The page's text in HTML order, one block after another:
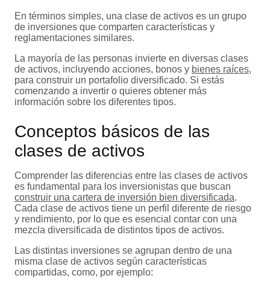
En términos simples, una clase de activos es un grupo
de inversiones que comparten características y
reglamentaciones similares.
La mayoría de las personas invierte en diversas clases
de activos, incluyendo acciones, bonos y bienes raíces,
para construir un portafolio diversificado. Si estás
comenzando a invertir o quieres obtener más
información sobre los diferentes tipos.
Conceptos básicos de las
clases de activos
Comprender las diferencias entre las clases de activos
es fundamental para los inversionistas que buscan
construir una cartera de inversión bien diversificada.
Cada clase de activos tiene un perfil diferente de riesgo
y rendimiento, por lo que es esencial contar con una
mezcla diversificada de distintos tipos de activos.
Las distintas inversiones se agrupan dentro de una
misma clase de activos según características
compartidas, como, por ejemplo: